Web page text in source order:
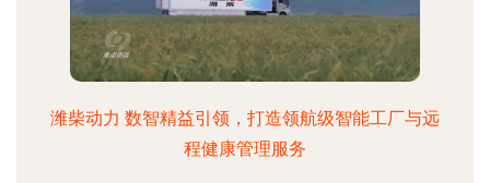
潍柴动力 数智精益引领，打造领航级智能工厂与远
程健康管理服务